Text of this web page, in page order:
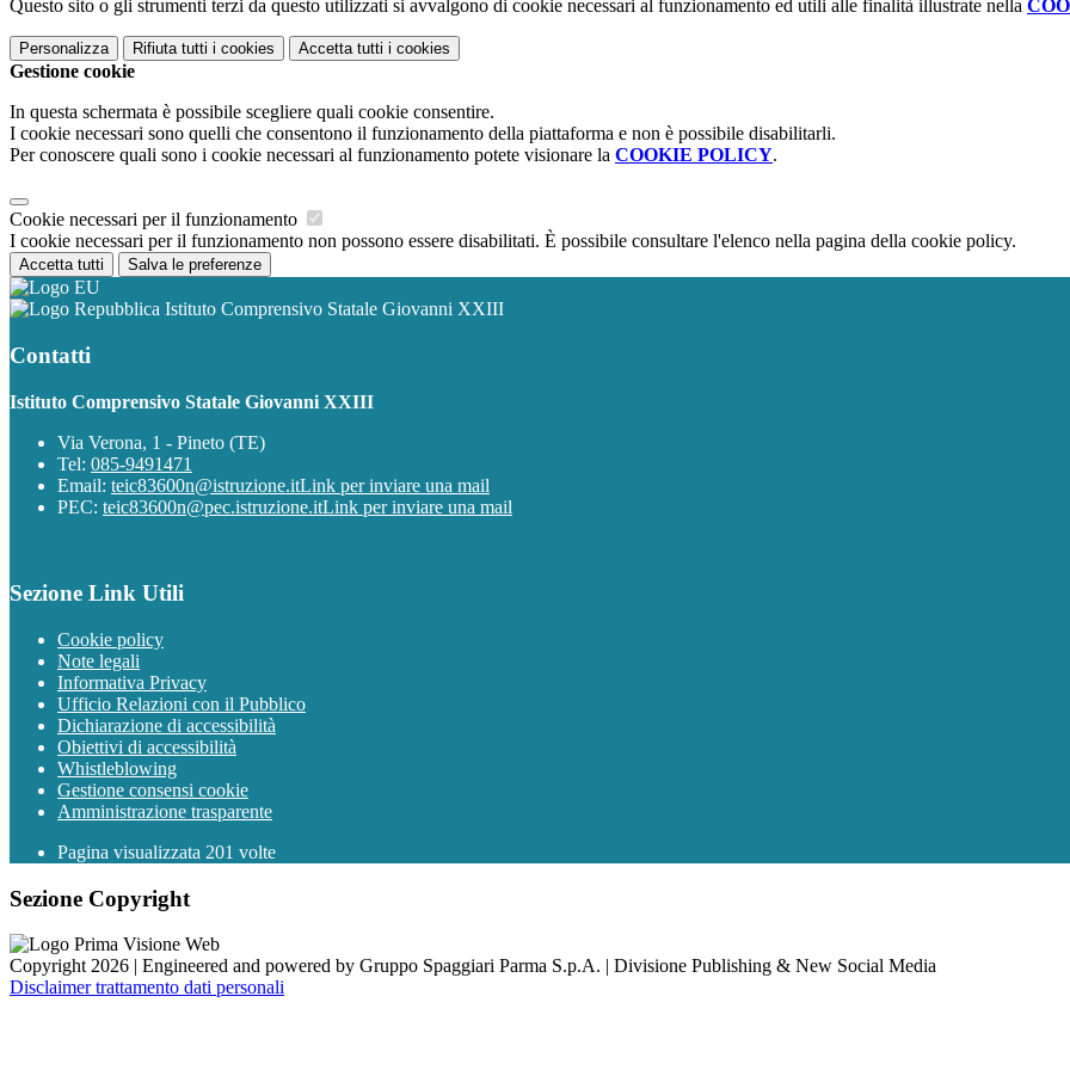
Questo sito o gli strumenti terzi da questo utilizzati si avvalgono di cookie necessari al funzionamento ed utili alle finalità illustrate nella
Personalizza Rifiuta tutti i cookies Accetta tutti i cookies
Gestione cookie
In questa schermata è possibile scegliere quali cookie consentire.
I cookie necessari sono quelli che consentono il funzionamento della piattaforma e non è possibile disabilitarli.
Per conoscere quali sono i cookie necessari al funzionamento potete visionare la COOKIE POLICY.
Cookie necessari per il funzionamento
I cookie necessari per il funzionamento non possono essere disabilitati. È possibile consultare l'elenco nella pagina della cookie policy.
Accetta tutti Salva le preferenze
Istituto Comprensivo Statale Giovanni XXIII
Contatti
Istituto Comprensivo Statale Giovanni XXIII
Via Verona, 1 - Pineto (TE)
Tel: 085-9491471
Email: teic83600n@istruzione.itLink per inviare una mail
PEC: teic83600n@pec.istruzione.itLink per inviare una mail
Sezione Link Utili
Cookie policy
Note legali
Informativa Privacy
Ufficio Relazioni con il Pubblico
Dichiarazione di accessibilità
Obiettivi di accessibilità
Whistleblowing
Gestione consensi cookie
Amministrazione trasparente
Pagina visualizzata 201 volte
Sezione Copyright
Copyright 2026 | Engineered and powered by Gruppo Spaggiari Parma S.p.A. | Divisione Publishing & New Social Media
Disclaimer trattamento dati personali